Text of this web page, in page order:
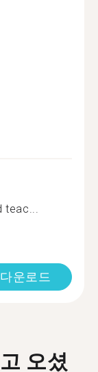
teac...
운로드
오셨